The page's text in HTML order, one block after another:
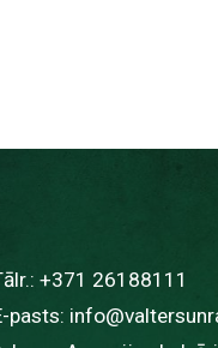
+371 26188111
pasts: